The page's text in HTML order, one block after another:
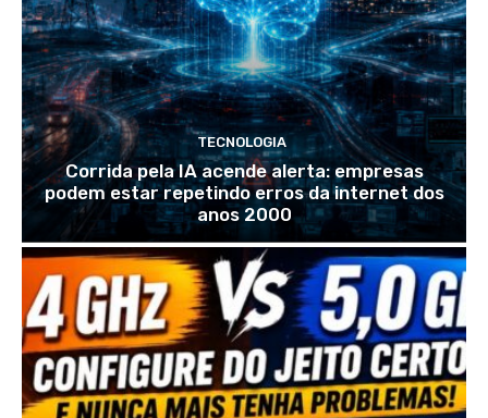
TECNOLOGIA
Corrida pela IA acende alerta: empresas
podem estar repetindo erros da internet dos
anos 2000